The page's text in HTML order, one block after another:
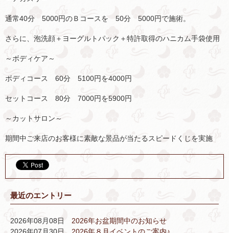
通常40分 5000円のＢコースを 50分 5000円で施術。
さらに、泡洗顔＋ヨーグルトパック＋特許取得のハニカム手袋使用
～ボディケア～
ボディコース 60分 5100円を4000円
セットコース 80分 7000円を5900円
～カットサロン～
期間中ご来店のお客様に素敵な景品が当たるスピードくじを実施
最近のエントリー
2026年08月08日 2026年お盆期間中のお知らせ